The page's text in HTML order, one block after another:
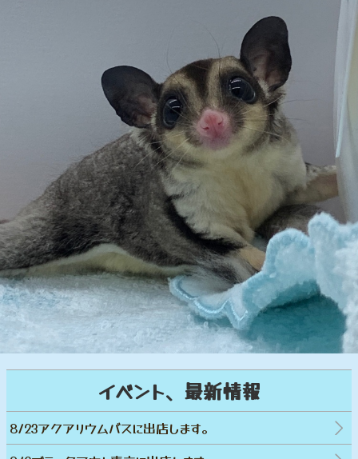
イベント、最新情報
8/23アクアリウムバスに出店します。